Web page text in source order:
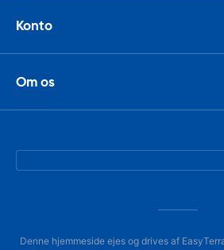
Konto
Om os
Denne hjemmeside ejes og drives af